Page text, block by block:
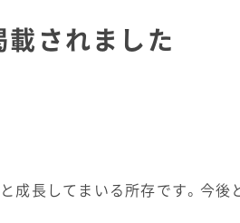
されました
成長してまいる所存です。今後